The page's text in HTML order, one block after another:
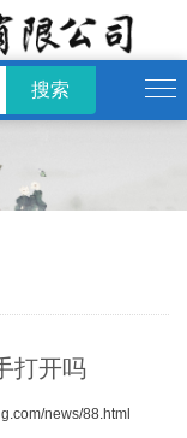
打开吗
news/88.html